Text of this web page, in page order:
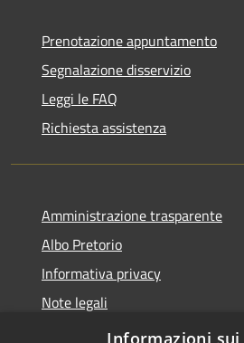
Prenotazione appuntamento
Segnalazione disservizio
Leggi le FAQ
Richiesta assistenza
Amministrazione trasparente
Albo Pretorio
Informativa privacy
Note legali
Dichiarazione di accessibilità
Informazioni sui